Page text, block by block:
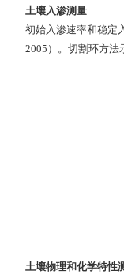
土壤入渗测量
初始入渗速率和稳定
2005）。切割环方法
土壤物理和化学特性